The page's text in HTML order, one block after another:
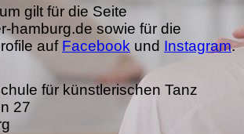
gilt für die Seite
hamburg.de sowie für die
auf Facebook und Instagram.
für künstlerischen Tanz
27